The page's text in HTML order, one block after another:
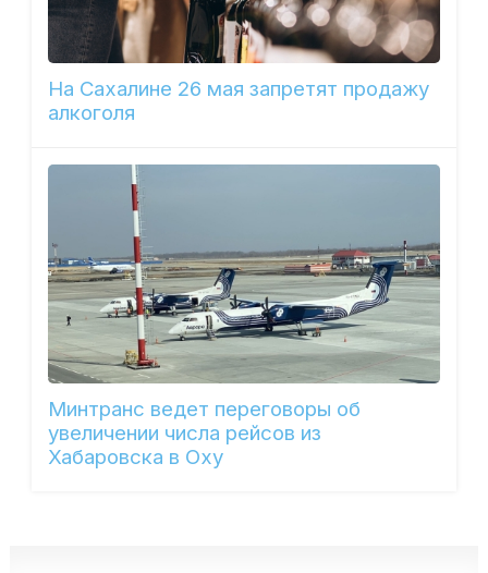
На Сахалине 26 мая запретят продажу
алкоголя
Минтранс ведет переговоры об
увеличении числа рейсов из
Хабаровска в Оху